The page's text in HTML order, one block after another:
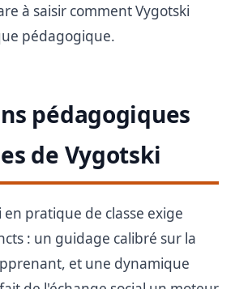
à saisir comment Vygotski
pédagogique.
pédagogiques
de Vygotski
pratique de classe exige
: un guidage calibré sur la
et une dynamique